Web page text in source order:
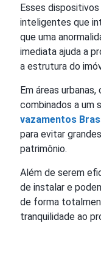
Esses
inteligentes que
que uma
imediata ajuda a
a estrutura do
Em áreas
combinados a um
vazamentos
para evitar
patrimônio.
Além de serem
de instalar e
de forma
tranquilidade ao